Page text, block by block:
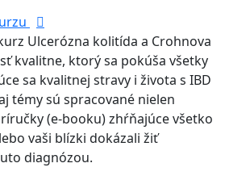
Ulcerózna kolitída a Crohnova
kvalitne, ktorý sa pokúša všetky
sa kvalitnej stravy i života s IBD
témy sú spracované nielen
(e-booku) zhŕňajúce všetko
vaši blízki dokázali žiť
diagnózou.